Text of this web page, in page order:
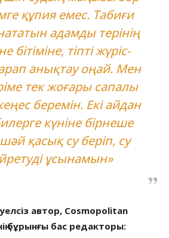
құпия емес. Табиғи
адамды терінің
бітіміне, тіпті жүріс-
анықтау оңай. Мен
тек жоғары сапалы
беремін. Екі айдан
күніне бірнеше
қасық су беріп, су
ұсынамын»
автор, Cosmopolitan
бұрынғы бас редакторы: